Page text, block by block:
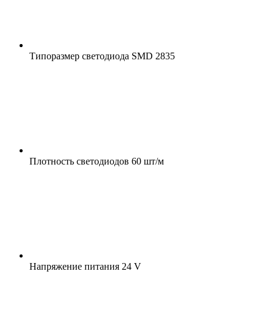
Типоразмер светодиода SMD 2835
Плотность светодиодов 60 шт/м
Напряжение питания 24 V